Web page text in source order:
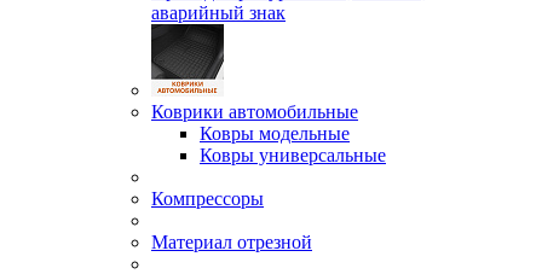
аварийный знак
Коврики автомобильные
Ковры модельные
Ковры универсальные
Компрессоры
Материал отрезной